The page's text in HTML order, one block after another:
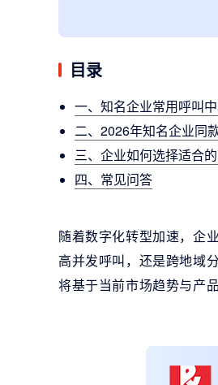
目录
一、知名企业常用呼叫
二、2026年知名企业同
三、企业如何选择适合
四、常见问答
随着数字化转型加速，企
高并发呼叫，还是跨地域
将基于当前市场趋势与产